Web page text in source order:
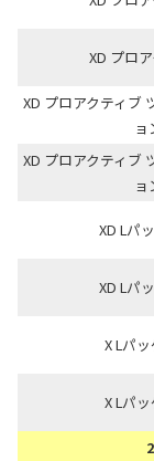
XD プロ
XD プロアクティブ
ョ
XD プロアクティブ
ョ
XD Lパ
XD Lパ
X Lパ
X Lパ